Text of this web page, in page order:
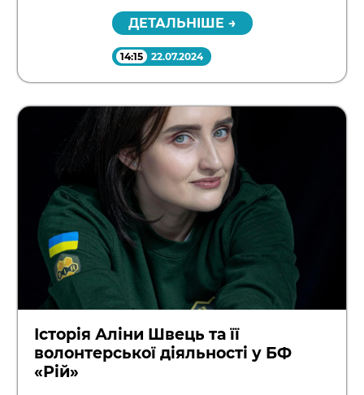
ДЕТАЛЬНІШЕ →
14:15 22.07.2024
Історія Аліни Швець та її
волонтерської діяльності у БФ
«Рій»